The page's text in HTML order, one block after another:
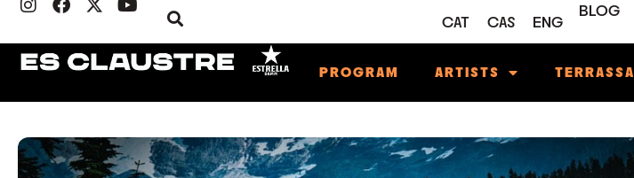
CAT CAS ENG
BLOG
PROGRAM ARTISTS TERRASSA